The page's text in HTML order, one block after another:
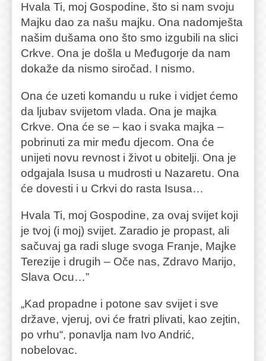
Hvala Ti, moj Gospodine, što si nam svoju
Majku dao za našu majku. Ona nadomješta
našim dušama ono što smo izgubili na slici
Crkve. Ona je došla u Međugorje da nam
dokaže da nismo siročad. I nismo.
Ona će uzeti komandu u ruke i vidjet ćemo
da ljubav svijetom vlada. Ona je majka
Crkve. Ona će se – kao i svaka majka –
pobrinuti za mir među djecom. Ona će
unijeti novu revnost i život u obitelji. Ona je
odgajala Isusa u mudrosti u Nazaretu. Ona
će dovesti i u Crkvi do rasta Isusa…
Hvala Ti, moj Gospodine, za ovaj svijet koji
je tvoj (i moj) svijet. Zaradio je propast, ali
sačuvaj ga radi sluge svoga Franje, Majke
Terezije i drugih – Oče nas, Zdravo Marijo,
Slava Ocu…”
„Kad propadne i potone sav svijet i sve
države, vjeruj, ovi će fratri plivati, kao zejtin,
po vrhu“, ponavlja nam Ivo Andrić,
nobelovac.